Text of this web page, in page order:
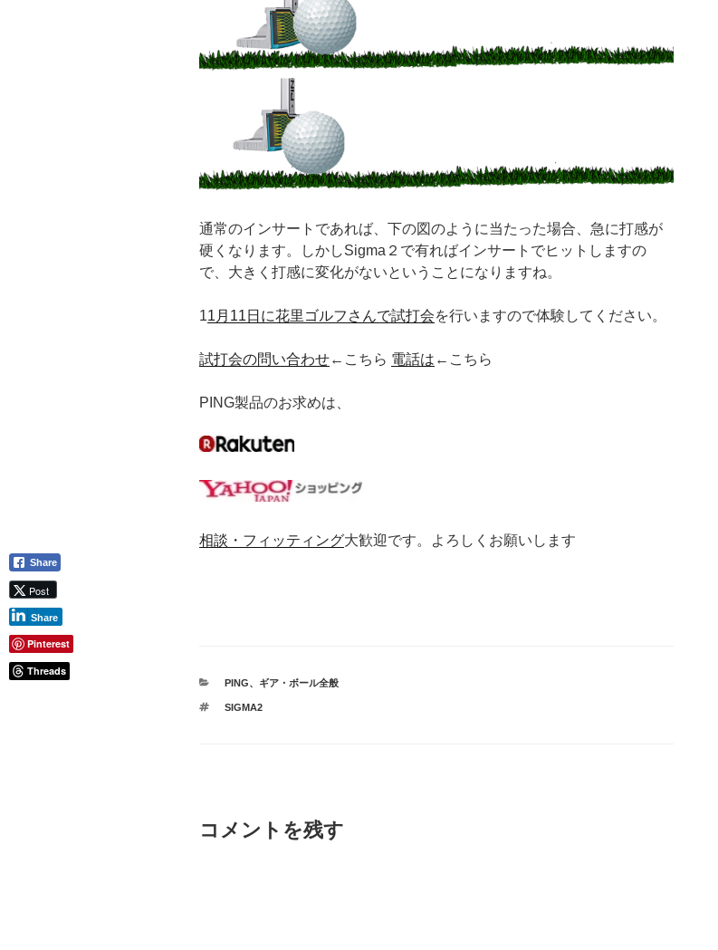
通常のインサートであれば、下の図のように当たった場合、急に打感が
硬くなります。しかしSigma２で有ればインサートでヒットしますの
で、大きく打感に変化がないということになりますね。
11月11日に花里ゴルフさんで試打会を行いますので体験してください。
試打会の問い合わせ←こちら 電話は ←こちら
PING製品のお求めは、
相談・フィッティング大歓迎です。よろしくお願いします
カ
ゴ
PING、 ギア・ボール全般
タ
SIGMA2
コメントを残す
Share
Post
Share
Pinterest
Threads